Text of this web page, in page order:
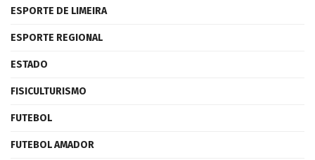
ESPORTE DE LIMEIRA
ESPORTE REGIONAL
ESTADO
FISICULTURISMO
FUTEBOL
FUTEBOL AMADOR